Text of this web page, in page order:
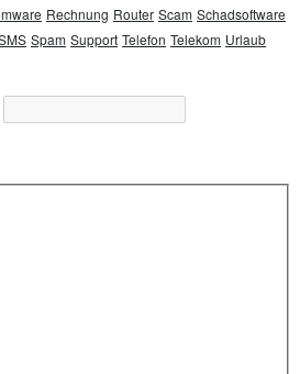
Rechnung Router Scam Schadsoftware
Spam Support Telefon Telekom Urlaub